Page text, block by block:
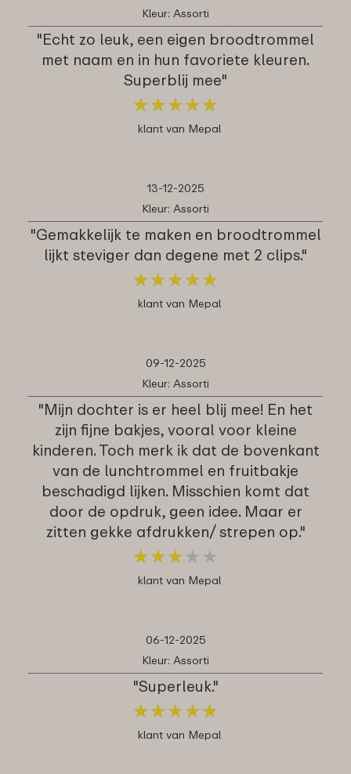
Kleur: Assorti
"Echt zo leuk, een eigen broodtrommel
met naam en in hun favoriete kleuren.
Superblij mee"
★★★★★
★★★★★
klant van Mepal
13-12-2025
Kleur: Assorti
"Gemakkelijk te maken en broodtrommel
lijkt steviger dan degene met 2 clips."
★★★★★
★★★★★
klant van Mepal
09-12-2025
Kleur: Assorti
"Mijn dochter is er heel blij mee! En het
zijn fijne bakjes, vooral voor kleine
kinderen. Toch merk ik dat de bovenkant
van de lunchtrommel en fruitbakje
beschadigd lijken. Misschien komt dat
door de opdruk, geen idee. Maar er
zitten gekke afdrukken/ strepen op."
★★★ ★ ★
★★★ ★ ★
klant van Mepal
06-12-2025
Kleur: Assorti
"Superleuk."
★★★★★
★★★★★
klant van Mepal